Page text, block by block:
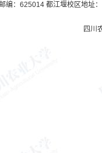
：625014 都江堰校区地址
四川